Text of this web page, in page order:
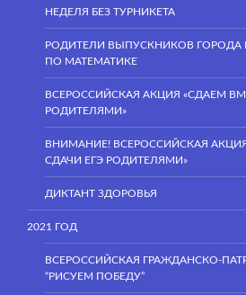
НЕДЕЛЯ БЕЗ ТУРНИКЕТА
РОДИТЕЛИ ВЫПУСКНИКОВ ГОРОДА
ПО МАТЕМАТИКЕ
ВСЕРОССИЙСКАЯ АКЦИЯ «СДАЕМ
РОДИТЕЛЯМИ»
ВНИМАНИЕ! ВСЕРОССИЙСКАЯ
СДАЧИ ЕГЭ РОДИТЕЛЯМИ»
ДИКТАНТ ЗДОРОВЬЯ
2021 ГОД
ВСЕРОССИЙСКАЯ ГРАЖДАНСКО-
“РИСУЕМ ПОБЕДУ”